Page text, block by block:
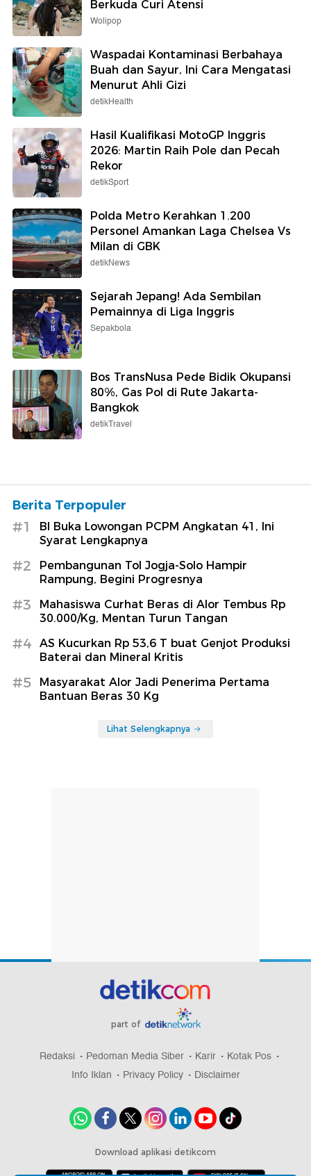
Berkuda Curi Atensi
Wolipop
Waspadai Kontaminasi Berbahaya
Buah dan Sayur, Ini Cara Mengatasi
Menurut Ahli Gizi
detikHealth
Hasil Kualifikasi MotoGP Inggris
2026: Martin Raih Pole dan Pecah
Rekor
detikSport
Polda Metro Kerahkan 1.200
Personel Amankan Laga Chelsea Vs
Milan di GBK
detikNews
Sejarah Jepang! Ada Sembilan
Pemainnya di Liga Inggris
Sepakbola
Bos TransNusa Pede Bidik Okupansi
80%, Gas Pol di Rute Jakarta-
Bangkok
detikTravel
Berita Terpopuler
#1
BI Buka Lowongan PCPM Angkatan 41, Ini
Syarat Lengkapnya
#2
Pembangunan Tol Jogja-Solo Hampir
Rampung, Begini Progresnya
#3
Mahasiswa Curhat Beras di Alor Tembus Rp
30.000/Kg, Mentan Turun Tangan
#4
AS Kucurkan Rp 53,6 T buat Genjot Produksi
Baterai dan Mineral Kritis
#5
Masyarakat Alor Jadi Penerima Pertama
Bantuan Beras 30 Kg
Lihat Selengkapnya
part of
Redaksi Pedoman Media Siber Karir
Kotak Pos
Info Iklan
Privacy Policy Disclaimer
Download aplikasi detikcom